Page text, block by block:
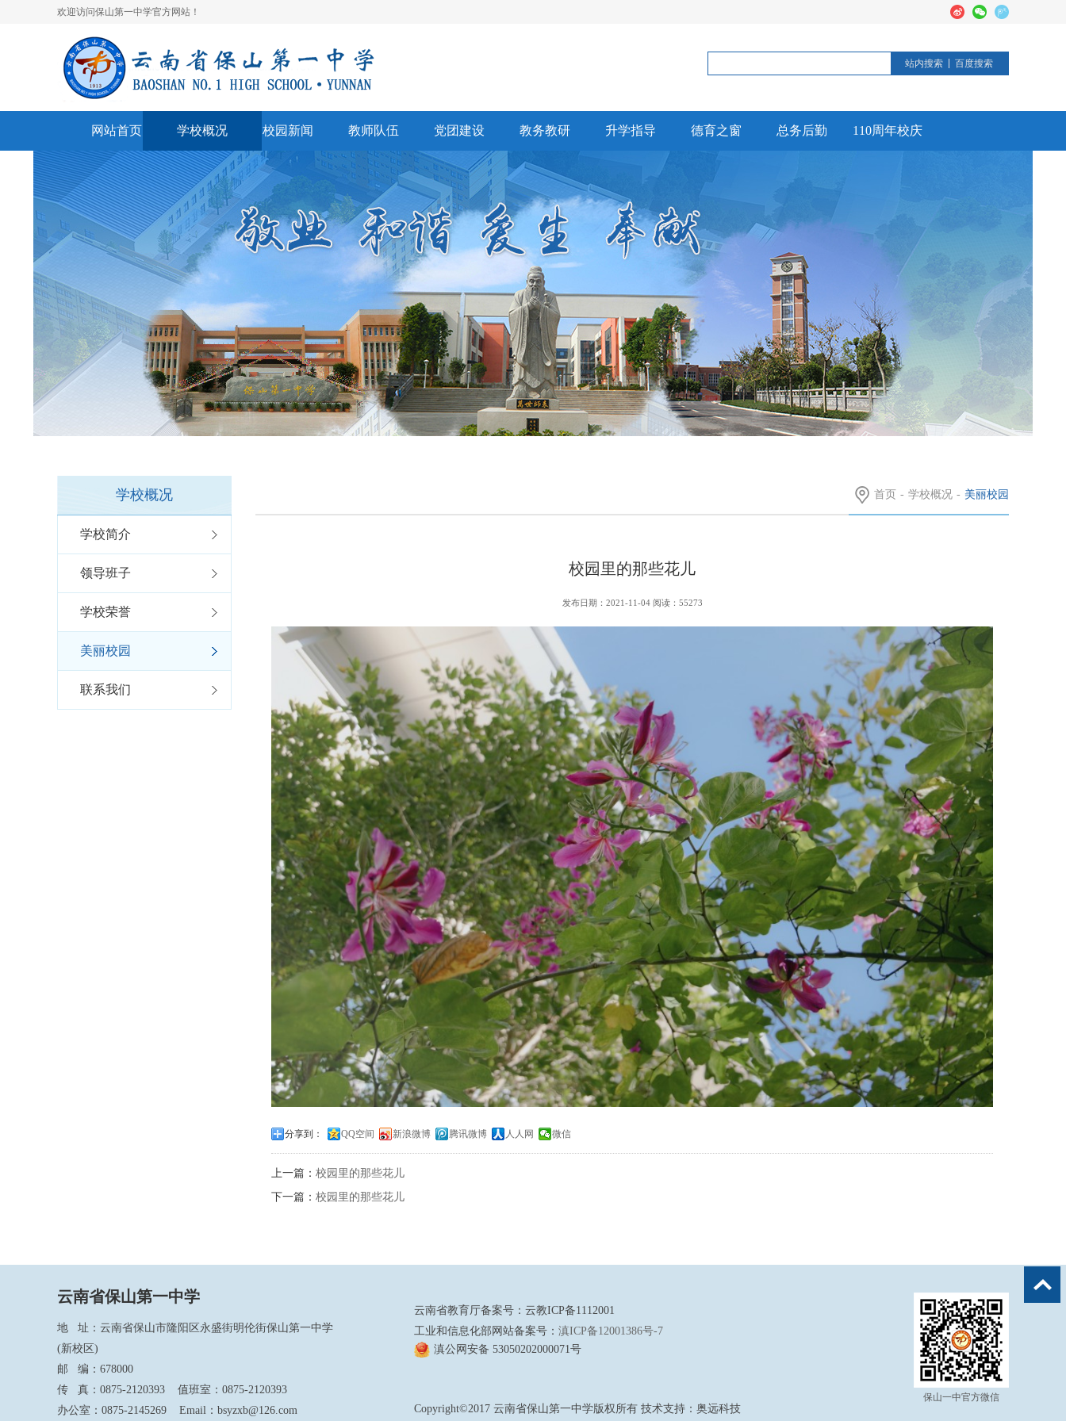
欢迎访问保山第一中学官方网站！
站内搜索 百度搜索
网站首页 学校概况
学校简介
领导班子
学校荣誉
美丽校园
联系我们
校园新闻
校园快讯
一中视听
通知公告
教师队伍
学科建设
名师风采
表彰奖励
党团建设
党建
团建
教务教研
教学科研
招生信息
高考中考
升学指导
心理健康
文创研习
升学信息
德育之窗 总务后勤 110周年校庆
学校概况
学校简介
领导班子
学校荣誉
美丽校园
联系我们
首页 - 学校概况 - 美丽校园
校园里的那些花儿
发布日期：2021-11-04 阅读：55273
分享到： QQ空间 新浪微博 腾讯微博 人人网 微信
上一篇： 校园里的那些花儿
下一篇： 校园里的那些花儿
云南省保山第一中学
地 址：云南省保山市隆阳区永盛街明伦街保山第一中学
(新校区)
邮 编：678000
传 真：0875-2120393 值班室：0875-2120393
办公室：0875-2145269 Email：bsyzxb@126.com
云南省教育厅备案号：云教ICP备1112001
工业和信息化部网站备案号： 滇ICP备12001386号-7
滇公网安备 53050202000071号
Copyright©2017 云南省保山第一中学版权所有 技术支持：奥远科技
保山一中官方微信